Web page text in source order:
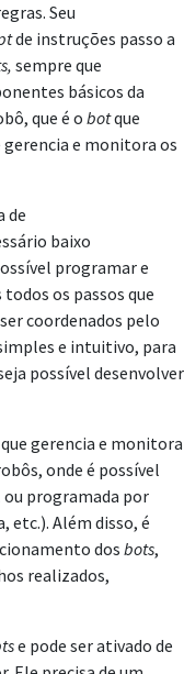
Seu
de instruções passo a
sempre que
básicos da
que é o botque
gerencia e monitora os
de
baixo
programar e
os passos que
coordenados pelo
e intuitivo, para
possível desenvolver
gerencia e monitora
onde é possível
programada por
etc.). Além disso, é
dos bots,
realizados,
e pode ser ativado de